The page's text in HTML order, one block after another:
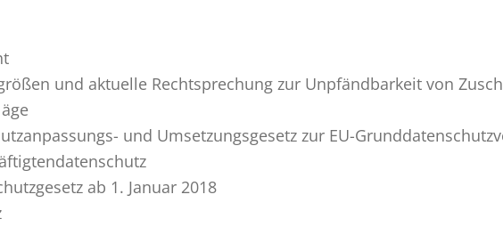
und aktuelle Rechtsprechung zur Unpfändbarkeit von
und Umsetzungsgesetz zur EU-
ab 1. Januar 2018